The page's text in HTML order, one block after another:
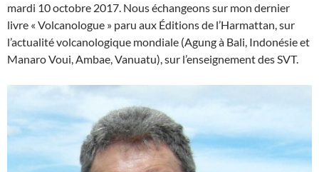
mardi 10 octobre 2017. Nous échangeons sur mon dernier
livre « Volcanologue » paru aux Éditions de l’Harmattan, sur
l’actualité volcanologique mondiale (Agung à Bali, Indonésie et
Manaro Voui, Ambae, Vanuatu), sur l’enseignement des SVT.